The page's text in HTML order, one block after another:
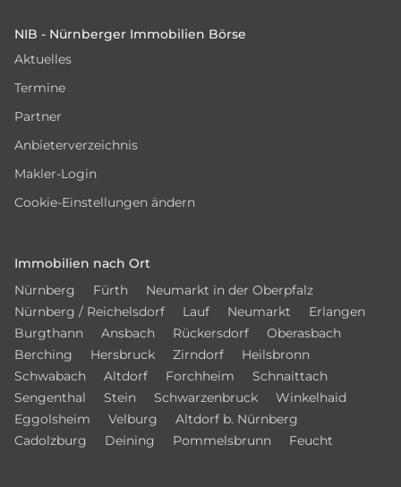
NIB - Nürnberger Immobilien Börse
Aktuelles
Termine
Partner
Anbieterverzeichnis
Makler-Login
Cookie-Einstellungen ändern
Immobilien nach Ort
Nürnberg
Fürth
Neumarkt in der Oberpfalz
Nürnberg / Reichelsdorf
Lauf Neumarkt
Erlangen
Burgthann
Ansbach Rückersdorf
Oberasbach
Berching
Hersbruck Zirndorf
Heilsbronn
Schwabach
Altdorf Forchheim
Schnaittach
Sengenthal
Stein Schwarzenbruck
Winkelhaid
Eggolsheim
Velburg
Altdorf b. Nürnberg
Cadolzburg
Deining Pommelsbrunn Feucht